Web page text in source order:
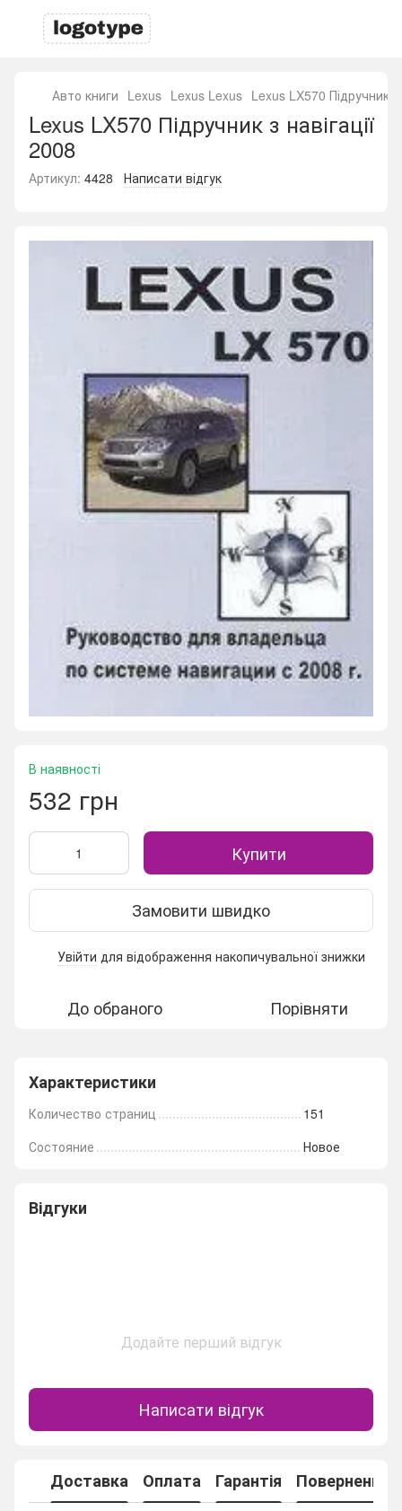
Авто книги Lexus Lexus Lexus Lexus LX570 Підручник з
Lexus LX570 Підручник з навігації
2008
Артикул: 4428 Написати відгук
В наявності
532 грн
Купити
Замовити швидко
Увійти для відображення накопичувальної знижки
До обраного Порівняти
Характеристики
Количество страниц
151
Состояние
Новое
Відгуки
Додайте перший відгук
Написати відгук
Доставка Оплата Гарантія Повернення